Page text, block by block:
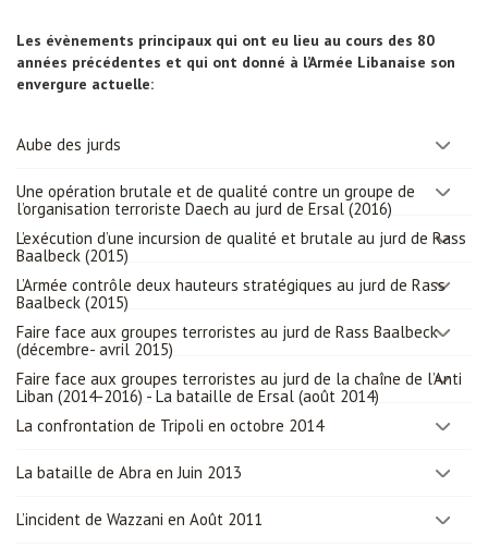
Les évènements principaux qui ont eu lieu au cours des 80
années précédentes et qui ont donné à l’Armée Libanaise son
envergure actuelle:
Aube des jurds
Une opération brutale et de qualité contre un groupe de
l’organisation terroriste Daech au jurd de Ersal (2016)
L’exécution d’une incursion de qualité et brutale au jurd de Rass
Baalbeck (2015)
L’Armée contrôle deux hauteurs stratégiques au jurd de Rass
Baalbeck (2015)
Faire face aux groupes terroristes au jurd de Rass Baalbeck
(décembre- avril 2015)
Faire face aux groupes terroristes au jurd de la chaîne de l’Anti
Liban (2014-2016) - La bataille de Ersal (août 2014)
La confrontation de Tripoli en octobre 2014
La bataille de Abra en Juin 2013
L’incident de Wazzani en Août 2011